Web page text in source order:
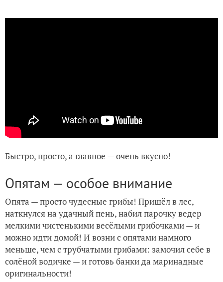
Быстро, просто, а главное — очень вкусно!
Опятам — особое внимание
Опята — просто чудесные грибы! Пришёл в лес,
наткнулся на удачный пень, набил парочку ведер
мелкими чистенькими весёлыми грибочками — и
можно идти домой! И возни с опятами намного
меньше, чем с трубчатыми грибами: замочил себе в
солёной водичке — и готовь банки да маринадные
оригинальности!